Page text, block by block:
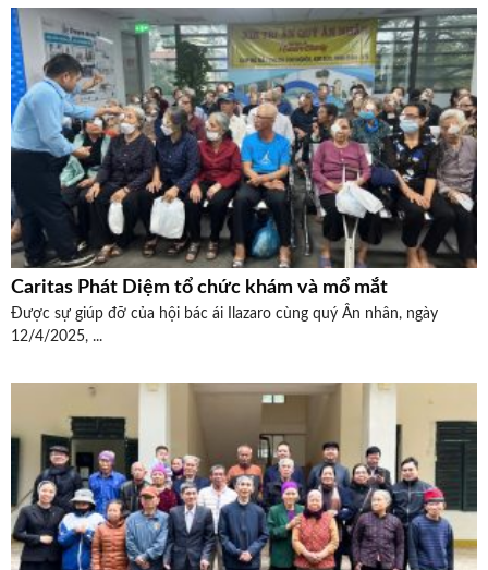
Caritas Phát Diệm tổ chức khám và mổ mắt
Được sự giúp đỡ của hội bác ái Ilazaro cùng quý Ân nhân, ngày
12/4/2025, ...